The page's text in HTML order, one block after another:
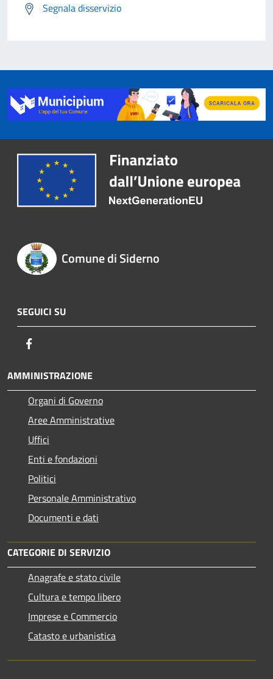
Segnala disservizio
Comune di Siderno
SEGUICI SU
AMMINISTRAZIONE
Organi di Governo
Aree Amministrative
Uffici
Enti e fondazioni
Politici
Personale Amministrativo
Documenti e dati
CATEGORIE DI SERVIZIO
Anagrafe e stato civile
Cultura e tempo libero
Imprese e Commercio
Catasto e urbanistica